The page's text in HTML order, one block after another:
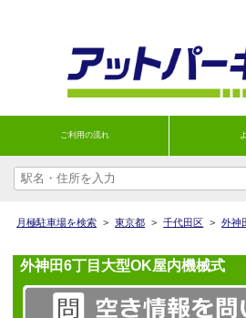
ご利用の流れ
月極駐車場を検索 > 東京都 > 千代田区 > 外神
外神田6丁目大型OK屋内機械式